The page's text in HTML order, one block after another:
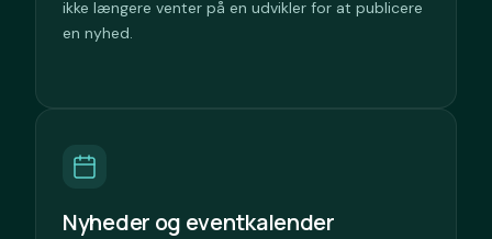
ikke længere venter på en udvikler for at publicere
en nyhed.
Nyheder og eventkalender